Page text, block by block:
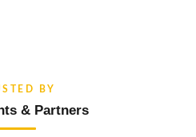
BY
& Partners